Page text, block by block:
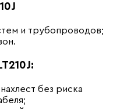
и трубопроводов;
без риска